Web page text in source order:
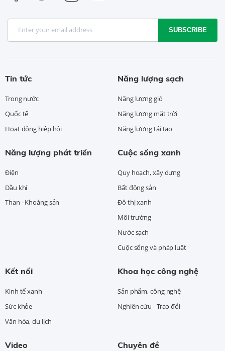
SUBSCRIBE
Tin tức
Trong nước
Quốc tế
Hoạt động hiệp hội
Năng lượng sạch
Năng lượng gió
Năng lượng mặt trời
Năng lượng tái tạo
Năng lượng phát triển
Điện
Dầu khí
Than - Khoáng sản
Cuộc sống xanh
Quy hoạch, xây dựng
Bất động sản
Đô thị xanh
Môi trường
Nước sạch
Cuộc sống và pháp luật
Kết nối
Kinh tế xanh
Sức khỏe
Văn hóa, du lịch
Khoa học công nghệ
Sản phẩm, công nghệ
Nghiên cứu - Trao đổi
Video Chuyên đề